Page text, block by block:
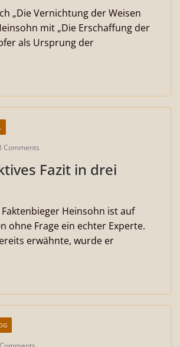
„Die Vernichtung der Weisen
mit „Die Erschaffung der
als Ursprung der
Comments
Fazit in drei
Heinsohn ist auf
ohne Frage ein echter Experte.
erwähnte, wurde er